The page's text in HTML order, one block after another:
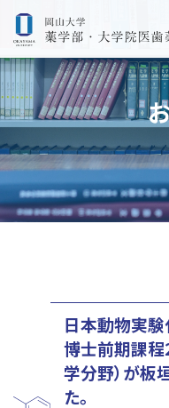
日本動物実
博士前期課程
学分野）が板
た。